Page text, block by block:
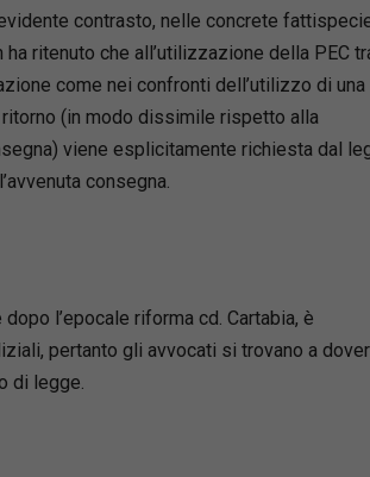
contrasto, nelle concrete
ritenuto che all’utilizzazione della PEC
come nei confronti dell’utilizzo di una
(in modo dissimile rispetto alla
viene esplicitamente richiesta dal
consegna.
l’epocale riforma cd. Cartabia, è
pertanto gli avvocati si trovano a dover
di legge.